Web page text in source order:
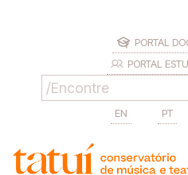
PORTAL
PORTAL
EN PT